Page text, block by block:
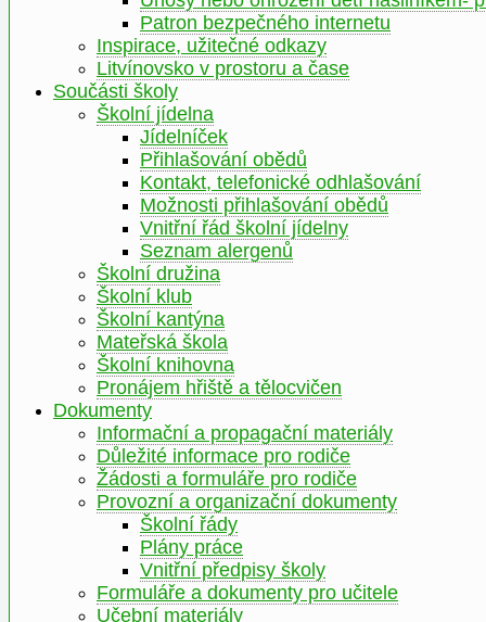
Patron bezpečného internetu
Inspirace, užitečné odkazy
Litvínovsko v prostoru a čase
Součásti školy
Školní jídelna
Jídelníček
Přihlašování obědů
Kontakt, telefonické odhlašování
Možnosti přihlašování obědů
Vnitřní řád školní jídelny
Seznam alergenů
Školní družina
Školní klub
Školní kantýna
Mateřská škola
Školní knihovna
Pronájem hřiště a tělocvičen
Dokumenty
Informační a propagační materiály
Důležité informace pro rodiče
Žádosti a formuláře pro rodiče
Provozní a organizační dokumenty
Školní řády
Plány práce
Vnitřní předpisy školy
Formuláře a dokumenty pro učitele
Učební materiály